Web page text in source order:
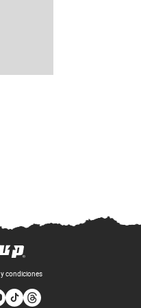
condiciones
windowwindow
in new window
in new window
Opens in new window
Opens in new window